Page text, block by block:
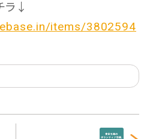
ラ↓
items/3802594